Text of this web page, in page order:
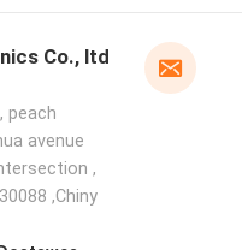
Co., ltd
peach
avenue
,
,Chiny